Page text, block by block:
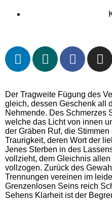
Der Tragweite Fügung des
gleich, dessen Geschenk all
Nehmende. Des Schmerzes
welche das Licht von innen
der Gräben Ruf, die
Traurigkeit, deren Wort der
Jenes Sterben in des
vollzieht, dem Gleichnis
vollzogen. Zurück des
Trennungen vereinen im
Grenzenlosen Seins reich
Sehens Klarheit ist der